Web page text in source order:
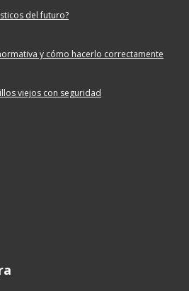
del futuro?
y cómo hacerlo correctamente
viejos con seguridad